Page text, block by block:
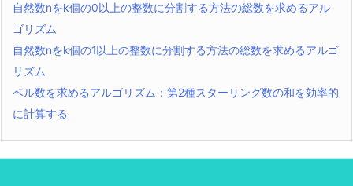
自然数nをk個の0以上の整数に分割する方法の総数を求めるアル
ゴリズム
自然数nをk個の1以上の整数に分割する方法の総数を求めるアルゴ
リズム
ベル数を求めるアルゴリズム：第2種スターリング数の和を効率的
に計算する